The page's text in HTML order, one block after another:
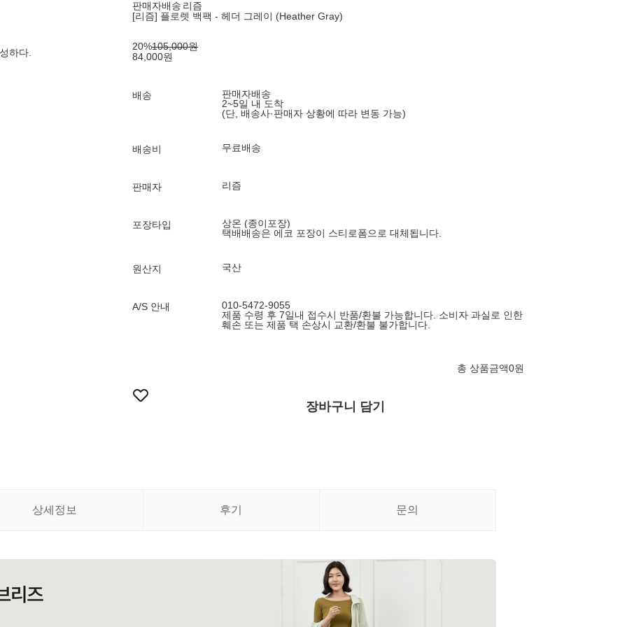
하다.
판매자배송 리즘
[리즘] 플로렛 백팩 - 헤더 그레이 (Heather Gray)
20%105,000원
84,000원
배송
판매자배송
2~5일 내 도착
(단, 배송사·판매자 상황에 따라 변동 가능)
배송비 무료배송
판매자 리즘
포장타입
상온 (종이포장)
택배배송은 에코 포장이 스티로폼으로 대체됩니다.
원산지 국산
A/S 안내
010-5472-9055
제품 수령 후 7일내 접수시 반품/환불 가능합니다. 소비자 과실로 인한
훼손 또는 제품 택 손상시 교환/환불 불가합니다.
총 상품금액0원
장바구니 담기
상세정보 후기 문의